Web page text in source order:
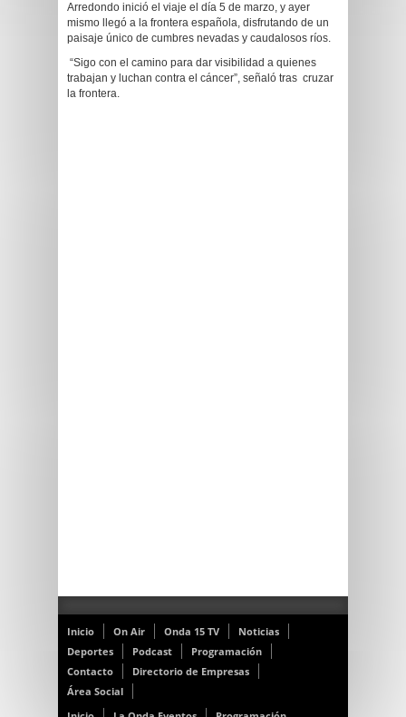
Arredondo inició el viaje el día 5 de marzo, y ayer
mismo llegó a la frontera española, disfrutando de un
paisaje único de cumbres nevadas y caudalosos ríos.
“Sigo con el camino para dar visibilidad a quienes
trabajan y luchan contra el cáncer”, señaló tras cruzar
la frontera.
Inicio On Air Onda 15 TV
Noticias
Deportes
Podcast
Programación
Contacto
Directorio de Empresas
Área Social